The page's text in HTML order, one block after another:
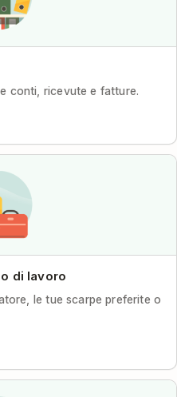
conti, ricevute e fatture.
di lavoro
le tue scarpe preferite o